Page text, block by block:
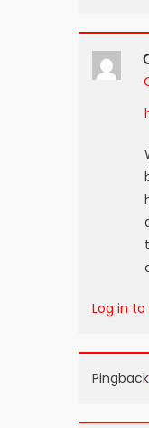
Log in to